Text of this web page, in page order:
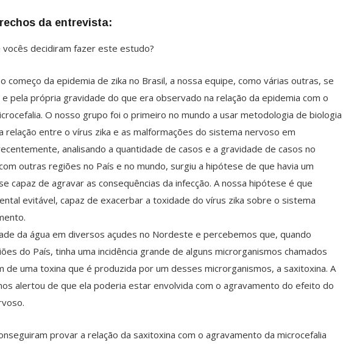
da entrevista:
vocês decidiram fazer este estudo?
começo da epidemia de zika no Brasil, a nossa equipe, como várias outras, se
pela própria gravidade do que era observado na relação da epidemia com o
O nosso grupo foi o primeiro no mundo a usar metodologia de biologia
relação entre o vírus zika e as malformações do sistema nervoso em
analisando a quantidade de casos e a gravidade de casos no
outras regiões no País e no mundo, surgiu a hipótese de que havia um
capaz de agravar as consequências da infecção. A nossa hipótese é que
evitável, capaz de exacerbar a toxidade do vírus zika sobre o sistema
da água em diversos açudes no Nordeste e percebemos que, quando
do País, tinha uma incidência grande de alguns microrganismos chamados
de uma toxina que é produzida por um desses microrganismos, a saxitoxina. A
alertou de que ela poderia estar envolvida com o agravamento do efeito do
provar a relação da saxitoxina com o agravamento da microcefalia